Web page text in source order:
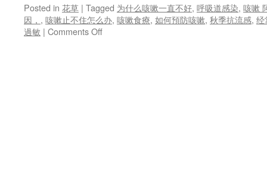
Posted in 花草 | Tagged 为什么咳嗽一直不好, 呼吸道感染, 咳嗽
因， , 咳嗽止不住怎么办, 咳嗽食療, 如何預防咳嗽, 秋季抗流感, 经
過敏 | Comments Offon